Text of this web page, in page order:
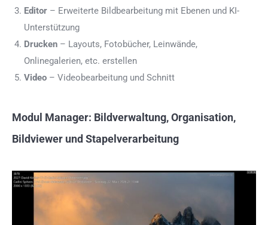
Editor – Erweiterte Bildbearbeitung mit Ebenen und KI-
Unterstützung
Drucken – Layouts, Fotobücher, Leinwände,
Onlinegalerien, etc. erstellen
Video – Videobearbeitung und Schnitt
Modul Manager: Bildverwaltung, Organisation,
Bildviewer und Stapelverarbeitung